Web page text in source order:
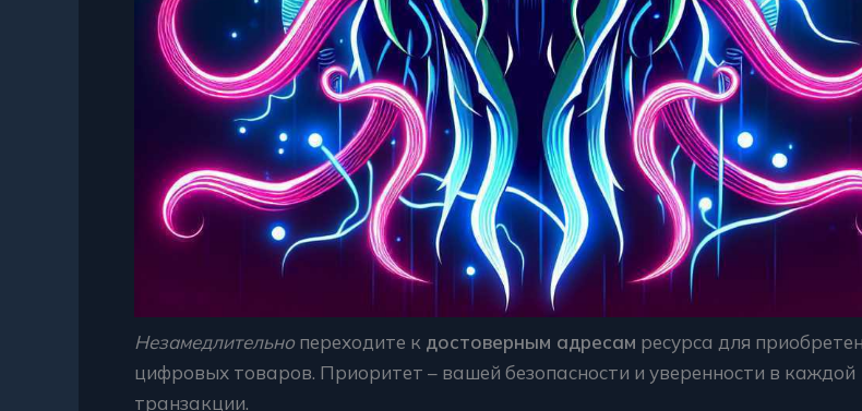
Незамедлительно переходите к достоверным адресам ресурса для
цифровых товаров. Приоритет – вашей безопасности и уверенности в каждой
транзакции.